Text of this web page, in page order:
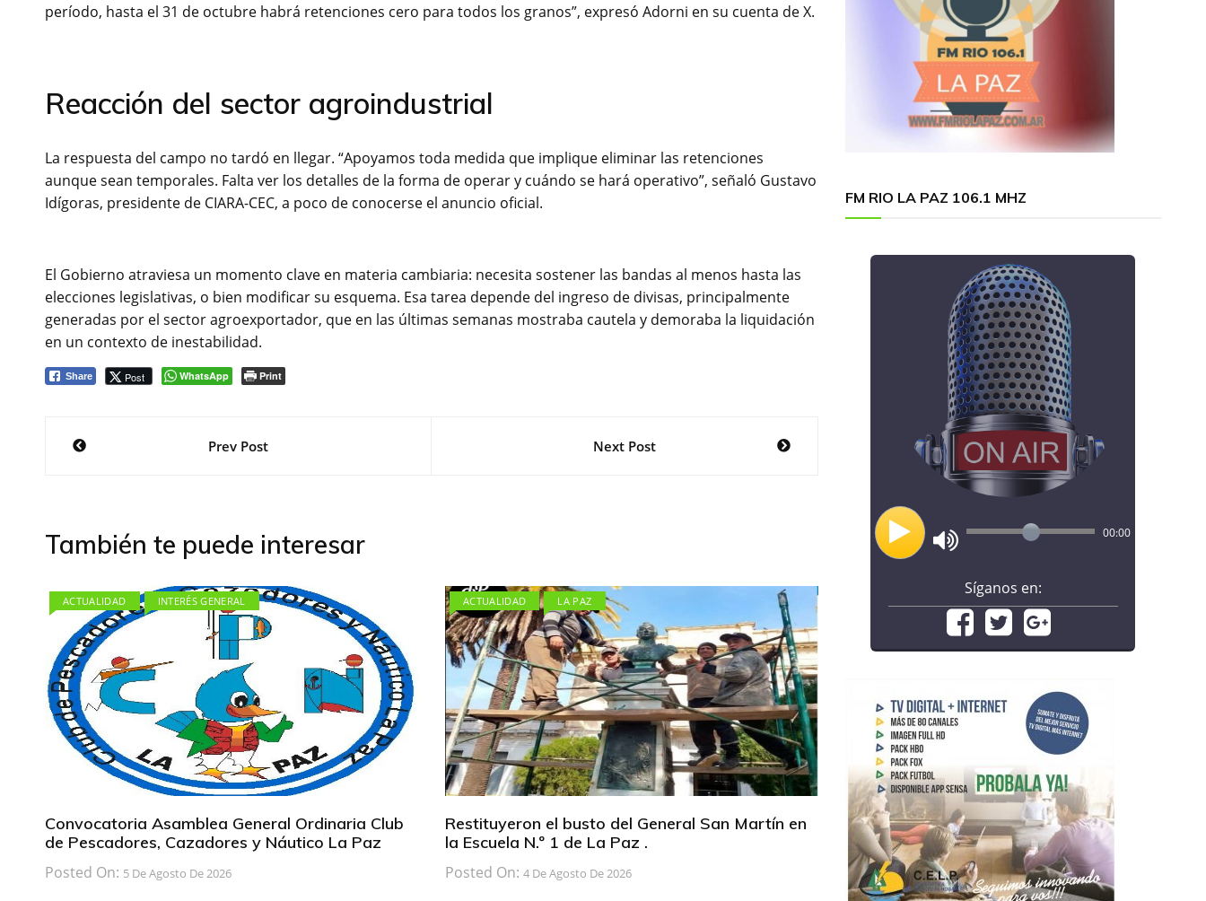
período, hasta el 31 de octubre habrá retenciones cero para todos los granos”, expresó Adorni en su cuenta de X.
Reacción del sector agroindustrial
La respuesta del campo no tardó en llegar. “Apoyamos toda medida que implique eliminar las retenciones
aunque sean temporales. Falta ver los detalles de la forma de operar y cuándo se hará operativo”, señaló Gustavo
Idígoras, presidente de CIARA-CEC, a poco de conocerse el anuncio oficial.
El Gobierno atraviesa un momento clave en materia cambiaria: necesita sostener las bandas al menos hasta las
elecciones legislativas, o bien modificar su esquema. Esa tarea depende del ingreso de divisas, principalmente
generadas por el sector agroexportador, que en las últimas semanas mostraba cautela y demoraba la liquidación
en un contexto de inestabilidad.
Share Post WhatsApp Print
NavegaciónPrev Post Next Post
También te puede interesar
ACTUALIDAD INTERÉS GENERAL
Convocatoria Asamblea General Ordinaria Club
de Pescadores, Cazadores y Náutico La Paz
Posted On: 5 De Agosto De 2026
ACTUALIDAD LA PAZ
Restituyeron el busto del General San Martín en
la Escuela N.º 1 de La Paz .
Posted On: 4 De Agosto De 2026
FM RIO LA PAZ 106.1 MHZ
00:00
Síganos en: